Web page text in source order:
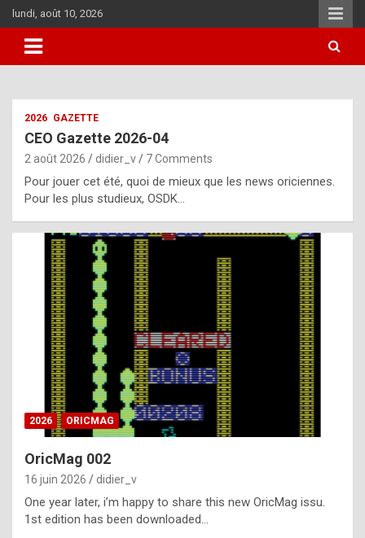
Skip
to
content
lundi, août 10, 2026
i
u
l
y
d
i
ff
i
l
t
2026 GAZETTE
CEO Gazette 2026-04
2 août 2026 didier_v 7 Comments
Pour jouer cet été, quoi de mieux que les news oriciennes.
Pour les plus studieux, OSDK…
2026 ORICMAG
OricMag 002
16 juin 2026 didier_v
One year later, i’m happy to share this new OricMag issu.
1st edition has been downloaded…